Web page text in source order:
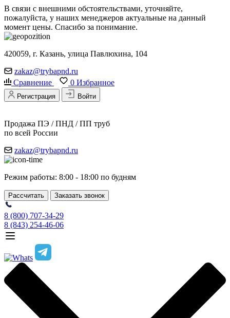
В связи с внешними обстоятельствами, уточняйте,
пожалуйста, у наших менеджеров актуальные на данный
момент цены. Спасибо за понимание.
420059, г. Казань, улица Павлюхина, 104
zakaz@trybapnd.ru
Сравнение
0 Избранное
Регистрация Войти
Продажа ПЭ / ПНД / ПП труб
по всей России
zakaz@trybapnd.ru
Режим работы: 8:00 - 18:00 по будням
Рассчитать Заказать звонок
8 (800) 707-34-29
8 (843) 254-46-06